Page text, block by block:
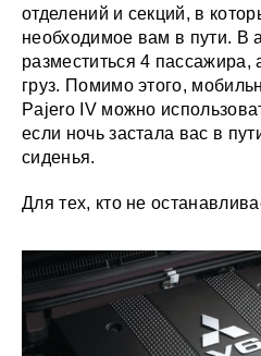
отделений и секций, в
необходимое вам в пути. В
разместиться 4
груз. Помимо этого,
Pajero IV можно
если ночь застала вас в
сиденья.
Для тех, кто не